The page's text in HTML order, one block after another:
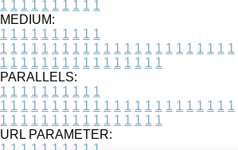
1 1 1 1 1 1 1 1 1 1
MEDIUM:
1 1 1 1 1 1 1 1 1 1
1 1 1 1 1 1 1 1 1 1 1 1 1 1 1 1 1 1 1 1 1 1 1
1 1 1 1 1 1 1 1 1 1 1 1 1 1 1 1
PARALLELS:
1 1 1 1 1 1 1 1 1 1
1 1 1 1 1 1 1 1 1 1 1 1 1 1 1 1 1 1 1 1 1 1 1
1 1 1 1 1 1 1 1 1 1 1 1 1 1 1 1
URL PARAMETER: